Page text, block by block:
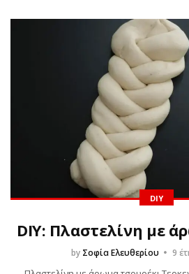
DIY
DIY: Πλαστελίνη με
by Σοφία Ελευθερίου 9